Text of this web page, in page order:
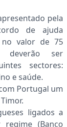
pela
de ajuda
no valor de 75
deverão ser
sectores:
e saúde.
Portugal um
ligados a
(Banco